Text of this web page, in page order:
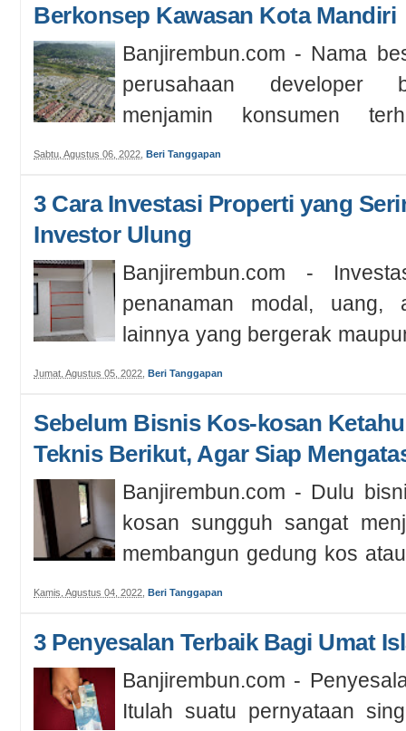
Berkonsep Kawasan Kota Mandiri
Banjirembun.com - Nama
perusahaan developer
menjamin konsumen
penipuan. Termas...
Sabtu, Agustus 06, 2022 Beri Tanggapan
3 Cara Investasi Properti yang
Investor Ulung
Banjirembun.com -
penanaman modal, uang,
lainnya yang bergerak
tujua...
Jumat, Agustus 05, 2022 Beri Tanggapan
Sebelum Bisnis Kos-kosan
Teknis Berikut, Agar Siap
Banjirembun.com - Dulu
kosan sungguh sangat
membangun gedung kos
k...
Kamis, Agustus 04, 2022 Beri Tanggapan
3 Penyesalan Terbaik Bagi Umat
Banjirembun.com -
Itulah suatu pernyataan